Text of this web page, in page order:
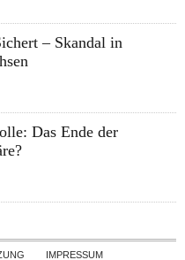
– Skandal in
Das Ende der
to contentIMPRESSUM